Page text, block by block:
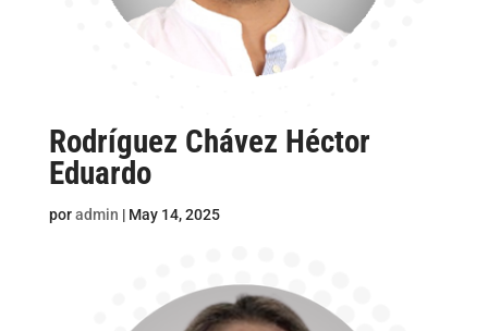
Rodríguez Chávez Héctor
Eduardo
poradmin | May 14, 2025